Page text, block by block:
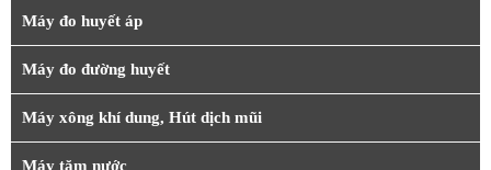
Máy đo huyết áp
Máy đo đường huyết
Máy xông khí dung, Hút dịch mũi
Máy tăm nước